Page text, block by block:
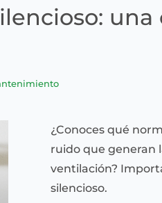
¿Conoces qué
ruido que generan
ventilación?
silencioso.